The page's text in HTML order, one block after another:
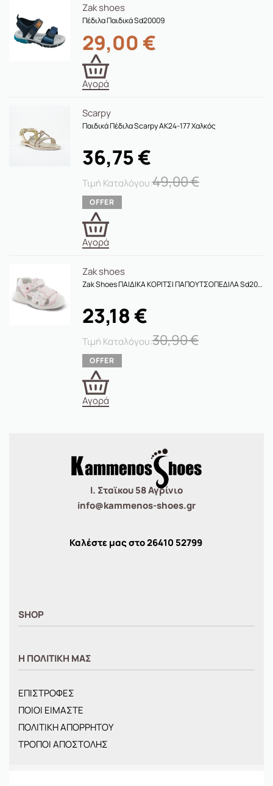
Zak shoes
Πέδιλα Παιδικά Sd20009
29,00 €
Αγορά
Scarpy
Παιδικά Πέδιλα Scarpy AK24-177 Χαλκός
49,00€
36,75€
Αγορά
Zak shoes
Zak Shoes ΠΑΙΔΙΚΑ ΚΟΡΙΤΣΙ ΠΑΠΟΥΤΣΟΠΕΔΙΛΑ Sd20017
30,90€
23,18 €
Αγορά
Ι. Σταϊκου 58 Αγρίνιο
info@kammenos-shoes.gr
Καλέστε μας στο26410 52799
SHOP
ΓΥΝΑΙΚΕΙΑ
BRANDS
ΝΕΕΣ ΑΦΙΞΕΙΣ
OFFERS
ΤΣΑΝΤΕΣ
Η ΠΟΛΙΤΙΚΗ ΜΑΣ
ΕΠΙΣΤΡΟΦΕΣ
ΠΟΙΟΙ ΕΙΜΑΣΤΕ
ΠΟΛΙΤΙΚΗ ΑΠΟΡΡΗΤΟΥ
ΤΡΟΠΟΙ ΑΠΟΣΤΟΛΗΣ